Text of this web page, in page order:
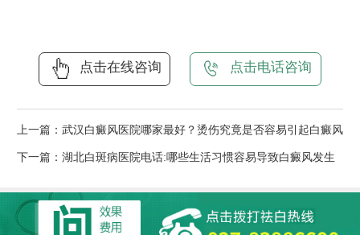
点击在线咨询 点击电话咨询
上一篇： 武汉白癜风医院哪家最好？烫伤究竟是否容易引起白癜风
下一篇： 湖北白斑病医院电话:哪些生活习惯容易导致白癜风发生